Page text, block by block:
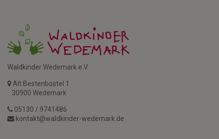
Waldkinder Wedemark e.V.
Alt Bestenbostel 1
30900 Wedemark
05130 / 9741486
kontakt@waldkinder-wedemark.de